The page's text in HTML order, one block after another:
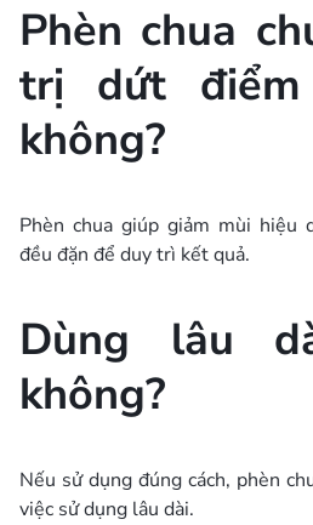
Phèn chua
trị dứt điểm
không?
Phèn chua giúp giảm mùi hiệu
đều đặn để duy trì kết quả.
Dùng lâu
không?
Nếu sử dụng đúng cách, phèn
việc sử dụng lâu dài.